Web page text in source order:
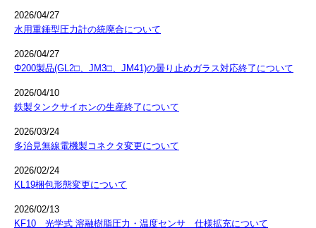
2026/04/27
水用重錘型圧力計の統廃合について
2026/04/27
Φ200製品(GL2□、JM3□、JM41)の曇り止めガラス対応終了について
2026/04/10
鉄製タンクサイホンの生産終了について
2026/03/24
多治見無線電機製コネクタ変更について
2026/02/24
KL19梱包形態変更について
2026/02/13
KF10 光学式 溶融樹脂圧力・温度センサ 仕様拡充について